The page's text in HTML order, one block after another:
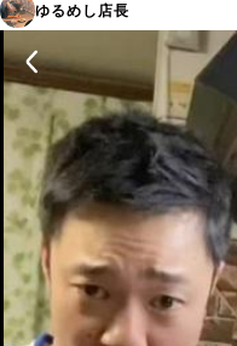
ゆるめし店長